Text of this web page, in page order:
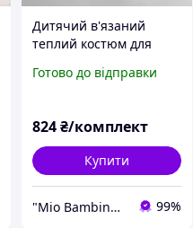
Дитячий в'язаний
теплий костюм для
дівчинки
Готово до відправки
824₴/комплект
Купити
"Mio Bambino" крамничка брендового дитячого одягу 99%